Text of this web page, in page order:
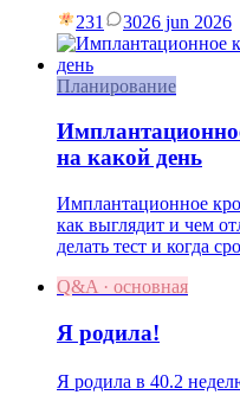
231 3026 jun 2026
Планирование
на какой день
Имплантационное
как выглядит и чем
делать тест и когда
Q&A · основная
Я родила!
Я родила в 40.2